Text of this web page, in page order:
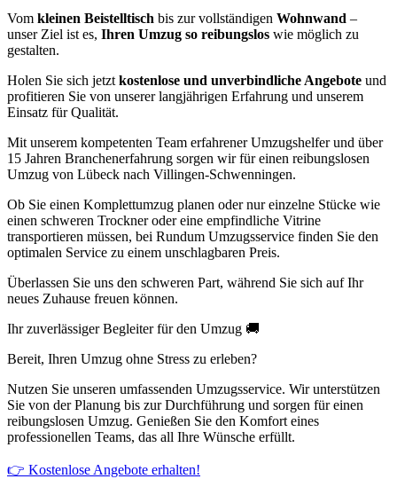
Vom kleinen Beistelltisch bis zur vollständigen Wohnwand –
unser Ziel ist es, Ihren Umzug so reibungslos wie möglich zu
gestalten.
Holen Sie sich jetzt kostenlose und unverbindliche Angebote und
profitieren Sie von unserer langjährigen Erfahrung und unserem
Einsatz für Qualität.
Mit unserem kompetenten Team erfahrener Umzugshelfer und über
15 Jahren Branchenerfahrung sorgen wir für einen reibungslosen
Umzug von Lübeck nach Villingen-Schwenningen.
Ob Sie einen Komplettumzug planen oder nur einzelne Stücke wie
einen schweren Trockner oder eine empfindliche Vitrine
transportieren müssen, bei Rundum Umzugsservice finden Sie den
optimalen Service zu einem unschlagbaren Preis.
Überlassen Sie uns den schweren Part, während Sie sich auf Ihr
neues Zuhause freuen können.
Ihr zuverlässiger Begleiter für den Umzug 🚚
Bereit, Ihren Umzug ohne Stress zu erleben?
Nutzen Sie unseren umfassenden Umzugsservice. Wir unterstützen
Sie von der Planung bis zur Durchführung und sorgen für einen
reibungslosen Umzug. Genießen Sie den Komfort eines
professionellen Teams, das all Ihre Wünsche erfüllt.
👉 Kostenlose Angebote erhalten!